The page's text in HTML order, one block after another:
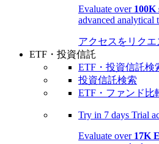
Evaluate over 100K
advanced analytical
アクセスをリクエ
ETF・投資信託
ETF・投資信託検
投資信託検索
ETF・ファンド比
Try in 7 days Trial
Evaluate over 17K